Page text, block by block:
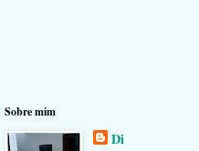
Sobre mim
Di